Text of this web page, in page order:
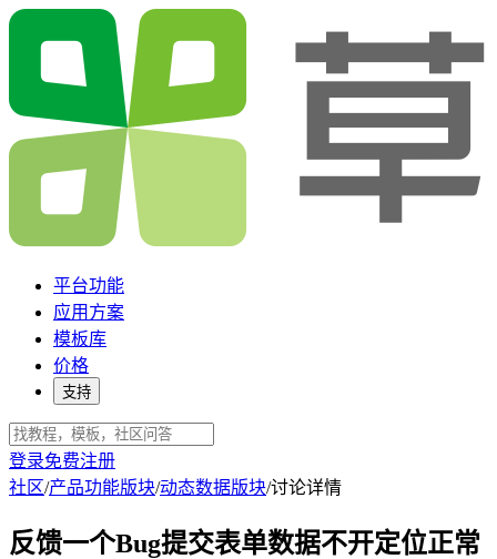
平台功能
应用方案
模板库
价格
支持
登录免费注册
社区/产品功能版块/动态数据版块/讨论详情
反馈一个Bug提交表单数据不开定位正常